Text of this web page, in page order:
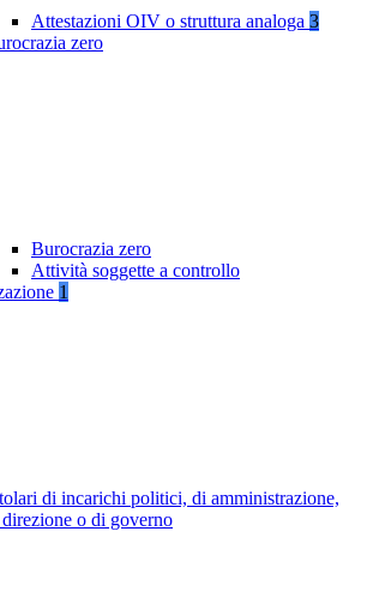
Attestazioni OIV o struttura analoga 3
zero
Burocrazia zero
Attività soggette a controllo
1
di incarichi politici, di amministrazione,
o di governo